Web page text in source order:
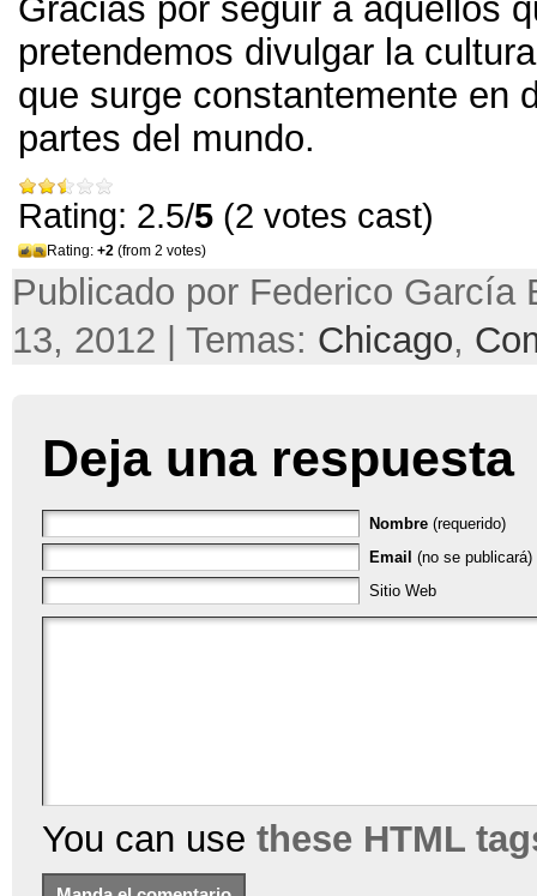
Gracias por seguir a aquellos
pretendemos divulgar la
que surge constantemente en
partes del mundo.
Rating: 2.5/5 (2 votes cast)
Rating: +2 (from 2 votes)
Publicado por Federico García
13, 2012 | Temas: Chicago,
Deja una respuesta
Nombre (requerido)
Email (no se publicará)
Sitio Web
You can use these HTML